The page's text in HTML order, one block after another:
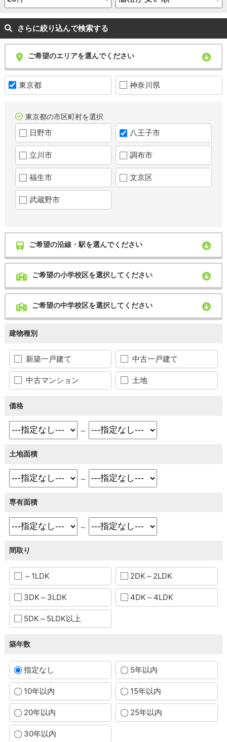
さらに絞り込んで検索する
ご希望のエリアを選んでください
東京都 神奈川県
東京都の市区町村を選択
日野市 八王子市
立川市 調布市
福生市 文京区
武蔵野市
ご希望の沿線・駅を選んでください
ご希望の小学校区を選択してください
ご希望の中学校区を選択してください
建物種別
新築一戸建て 中古一戸建て
中古マンション 土地
価格
～
土地面積
～
専有面積
～
間取り
～1LDK 2DK～2LDK
3DK～3LDK 4DK～4LDK
5DK～5LDK以上
築年数
指定なし 5年以内
10年以内 15年以内
20年以内 25年以内
30年以内